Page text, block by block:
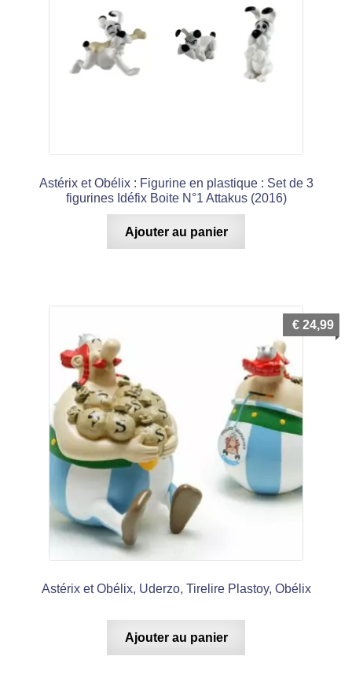
Astérix et Obélix : Figurine en plastique : Set de 3
figurines Idéfix Boite N°1 Attakus (2016)
Ajouter au panier
Astérix et Obélix, Uderzo, Tirelire Plastoy, Obélix
€ 24,99
Ajouter au panier